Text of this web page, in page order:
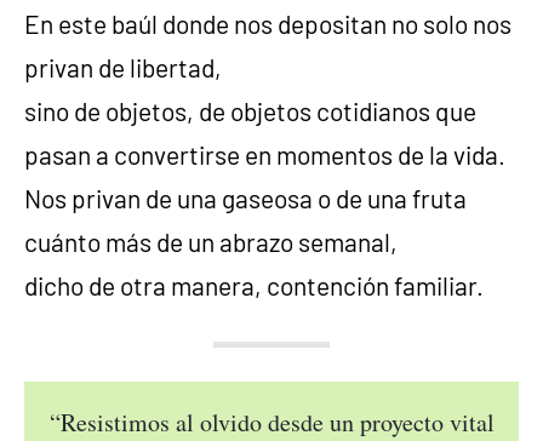
En este baúl donde nos depositan no solo nos
privan de libertad,
sino de objetos, de objetos cotidianos que
pasan a convertirse en momentos de la vida.
Nos privan de una gaseosa o de una fruta
cuánto más de un abrazo semanal,
dicho de otra manera, contención familiar.
“Resistimos al olvido desde un proyecto vital